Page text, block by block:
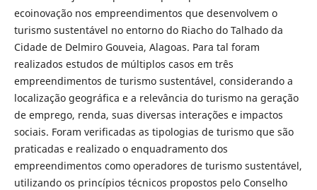
ecoinovação nos empreendimentos que desenvolvem o
turismo sustentável no entorno do Riacho do Talhado da
Cidade de Delmiro Gouveia, Alagoas. Para tal foram
realizados estudos de múltiplos casos em três
empreendimentos de turismo sustentável, considerando a
localização geográfica e a relevância do turismo na geração
de emprego, renda, suas diversas interações e impactos
sociais. Foram verificadas as tipologias de turismo que são
praticadas e realizado o enquadramento dos
empreendimentos como operadores de turismo sustentável,
utilizando os princípios técnicos propostos pelo Conselho